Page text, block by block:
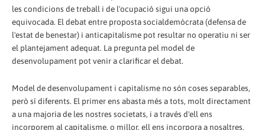
les condicions de treball i de l'ocupació sigui una opció
equivocada. El debat entre proposta socialdemòcrata (defensa de
l'estat de benestar) i anticapitalisme pot resultar no operatiu ni ser
el plantejament adequat. La pregunta pel model de
desenvolupament pot venir a clarificar el debat.
Model de desenvolupament i capitalisme no són coses separables,
però sí diferents. El primer ens abasta més a tots, molt directament
a una majoria de les nostres societats, i a través d'ell ens
incorporem al capitalisme, o millor, ell ens incorpora a nosaltres.